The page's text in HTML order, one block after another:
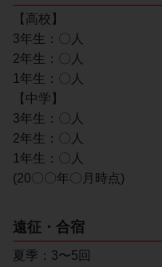
【高校】
3年生：〇人
2年生：〇人
1年生：〇人
【中学】
3年生：〇人
2年生：〇人
1年生：〇人
(20〇〇年〇月時点)
遠征・合宿
夏季：3〜5回